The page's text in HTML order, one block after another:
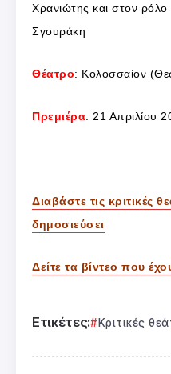
Χρανιώτης και στον
Σγουράκη
Θέατρο: Κολοσσαίον
Πρεμιέρα: 21 Απριλίου
Διαβάστε τις κριτικές
δημοσιεύσει
Δείτε τα βίντεο που
Ετικέτες: Κριτικές